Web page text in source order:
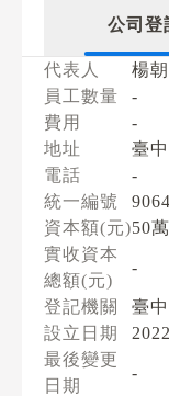
公司登
代表人
楊
員工數量
-
費用
-
地址
臺
電話
-
統一編號
資本額(元)50萬
實收資本
總額(元)
-
登記機關
臺
設立日期
最後變更
日期
-